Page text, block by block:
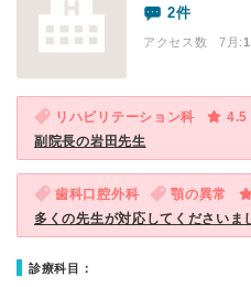
2件
アクセス数 7月:
リハビリテーション科
4.5
副院長の岩田先生
歯科口腔外科 顎の異常
多くの先生が対応してくださいま
診療科目：